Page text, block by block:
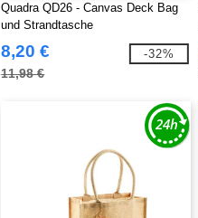
Quadra QD26 - Canvas Deck Bag
und Strandtasche
8,20 €
11,98 €
-32%